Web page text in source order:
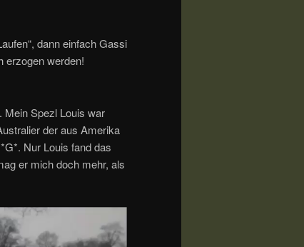
dann einfach Gassi
erzogen werden!
Mein Spezl Louis war
der aus Amerika
Nur Louis fand das
er mich doch mehr, als